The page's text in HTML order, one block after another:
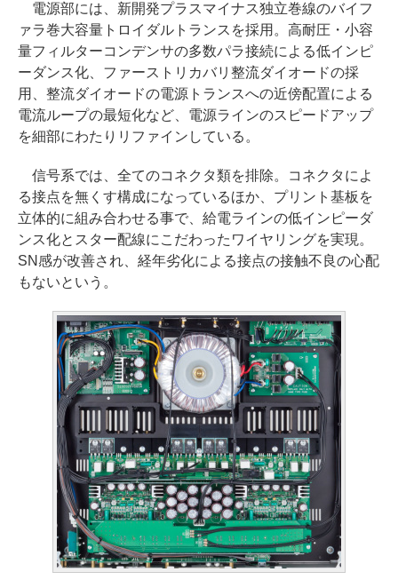
電源部には、新開発プラスマイナス独立巻線のバイフ
ァラ巻大容量トロイダルトランスを採用。高耐圧・小容
量フィルターコンデンサの多数パラ接続による低インピ
ーダンス化、ファーストリカバリ整流ダイオードの採
用、整流ダイオードの電源トランスへの近傍配置による
電流ループの最短化など、電源ラインのスピードアップ
を細部にわたりリファインしている。
信号系では、全てのコネクタ類を排除。コネクタによ
る接点を無くす構成になっているほか、プリント基板を
立体的に組み合わせる事で、給電ラインの低インピーダ
ンス化とスター配線にこだわったワイヤリングを実現。
SN感が改善され、経年劣化による接点の接触不良の心配
もないという。